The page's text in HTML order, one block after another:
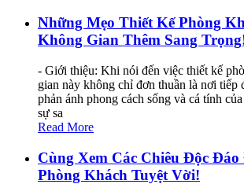
Những Mẹo Thiết Kế Phòng
Không Gian Thêm Sang
- Giới thiệu: Khi nói đến việc thiết kế
gian này không chỉ đơn thuần là nơi tiếp
phản ánh phong cách sống và cá tính
sự sa
Read More
Cùng Xem Các Chiêu Độc Đáo
Phòng Khách Tuyệt Vời!